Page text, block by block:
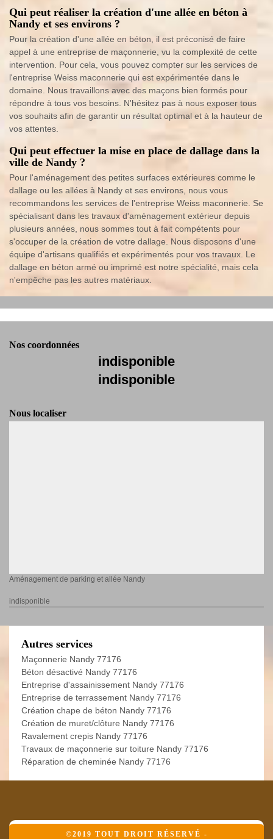
Qui peut réaliser la création d'une allée en béton à
Nandy et ses environs ?
Pour la création d'une allée en béton, il est préconisé de faire
appel à une entreprise de maçonnerie, vu la complexité de cette
intervention. Pour cela, vous pouvez compter sur les services de
l'entreprise Weiss maconnerie qui est expérimentée dans le
domaine. Nous travaillons avec des maçons bien formés pour
répondre à tous vos besoins. N'hésitez pas à nous exposer tous
vos souhaits afin de garantir un résultat optimal et à la hauteur de
vos attentes.
Qui peut effectuer la mise en place de dallage dans la
ville de Nandy ?
Pour l'aménagement des petites surfaces extérieures comme le
dallage ou les allées à Nandy et ses environs, nous vous
recommandons les services de l'entreprise Weiss maconnerie. Se
spécialisant dans les travaux d'aménagement extérieur depuis
plusieurs années, nous sommes tout à fait compétents pour
s'occuper de la création de votre dallage. Nous disposons d'une
équipe d'artisans qualifiés et expérimentés pour vos travaux. Le
dallage en béton armé ou imprimé est notre spécialité, mais cela
n'empêche pas les autres matériaux.
Nos coordonnées
indisponible
indisponible
Nous localiser
Aménagement de parking et allée Nandy
indisponible
Autres services
Maçonnerie Nandy 77176
Béton désactivé Nandy 77176
Entreprise d'assainissement Nandy 77176
Entreprise de terrassement Nandy 77176
Création chape de béton Nandy 77176
Création de muret/clôture Nandy 77176
Ravalement crepis Nandy 77176
Travaux de maçonnerie sur toiture Nandy 77176
Réparation de cheminée Nandy 77176
©2019 TOUT DROIT RÉSERVÉ -